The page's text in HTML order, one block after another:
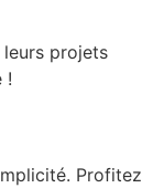
leurs projets
!
Profitez